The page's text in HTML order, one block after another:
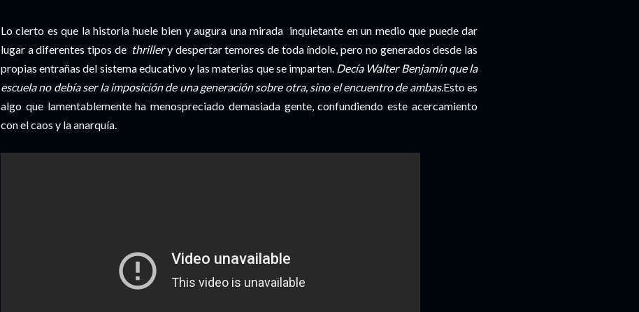
Lo cierto es que la historia huele bien y augura una mirada inquietante en un medio que puede dar
lugar a diferentes tipos de thrillery despertar temores de toda índole, pero no generados desde las
propias entrañas del sistema educativo y las materias que se imparten. Decía Walter Benjamín que la
escuela no debía ser la imposición de una generación sobre otra, sino el encuentro de ambas.Esto es
algo que lamentablemente ha menospreciado demasiada gente, confundiendo este acercamiento
con el caos y la anarquía.